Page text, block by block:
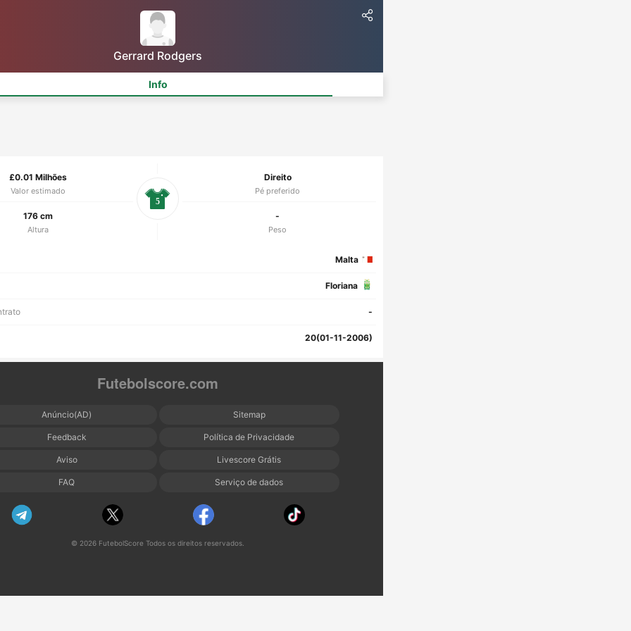
Gerrard Rodgers
Info
£0.01 Milhões
Valor estimado
Direito
Pé preferido
176 cm
Altura
-
Peso
5
Malta
Floriana
-
20(01-11-2006)
Futebolscore.com
Anúncio(AD) Sitemap
Feedback Política de Privacidade
Aviso Livescore Grátis
FAQ Serviço de dados
© 2026 FutebolScore Todos os direitos reservados.